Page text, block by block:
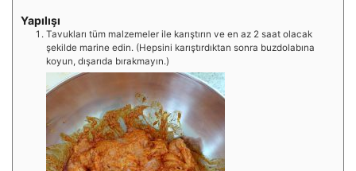
Yapılışı
Tavukları tüm malzemeler ile karıştırın ve en az 2 saat olacak
şekilde marine edin. (Hepsini karıştırdıktan sonra buzdolabına
koyun, dışarıda bırakmayın.)